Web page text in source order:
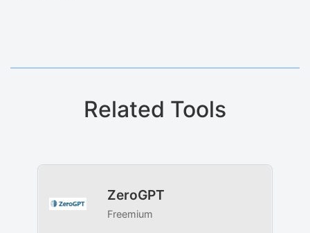
Related Tools
ZeroGPT
Freemium